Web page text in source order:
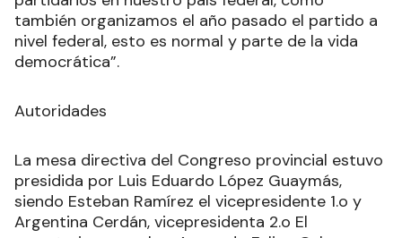
también organizamos el año pasado el partido a
nivel federal, esto es normal y parte de la vida
democrática”.
Autoridades
La mesa directiva del Congreso provincial estuvo
presidida por Luis Eduardo López Guaymás,
siendo Esteban Ramírez el vicepresidente 1.o y
Argentina Cerdán, vicepresidenta 2.o El